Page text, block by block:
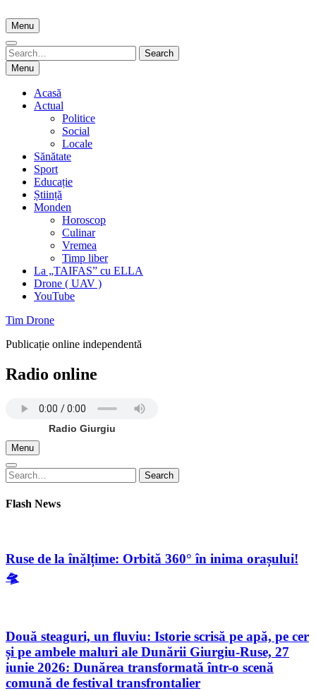
to
content
Menu
Search
for:
Search
Menu
Acasă
Actual
Politice
Social
Locale
Sănătate
Sport
Educație
Știință
Monden
Horoscop
Culinar
Vremea
Timp liber
La „TAIFAS” cu ELLA
Drone ( UAV )
YouTube
Tim Drone
Publicație online independentă
Radio online
Radio Giurgiu
Menu
Search
for:
Search
Flash News
Ruse de la înălțime: Orbită 360° în inima orașului!
🛸
Două steaguri, un fluviu: Istorie scrisă pe apă, pe cer
și pe ambele maluri ale Dunării Giurgiu-Ruse, 27
iunie 2026: Dunărea transformată într-o scenă
comună de festival transfrontalier